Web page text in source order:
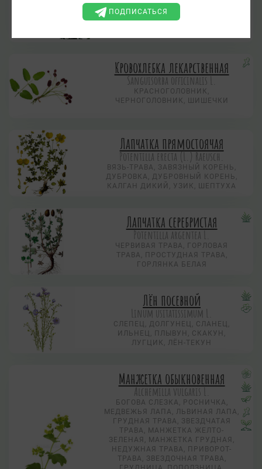
КОРОВЯК СКИПЕТРОВИДНЫЙ,
КОРОВЯК ВЫСОКИЙ
МЕДВЕЖЬЕ УХО, ЦАРСКАЯ СВЕЧА,
Кровохлебка лекарственная
Sanguisorba officinalis L.
КРАСНОГОЛОВНИК,
ЧЕРНОГОЛОВНИК, ШИШЕЧКИ
Лапчатка прямостоячая
Potentilla erecta (L.) Raeusch.
ВЯЗЬ-ТРАВА, ЗАВЯЗНЫЙ КОРЕНЬ,
ДУБРОВКА, ДУБРОВНЫЙ КОРЕНЬ,
КАЛГАН ДИКИЙ, УЗИК, ШЕПТУХА
Лапчатка серебристая
Potentilla argentea L.
ЧЕРВИВАЯ ТРАВА, ГОРЛОВАЯ
ТРАВА, ПРОСТУДНАЯ ТРАВА,
ГОРЛЯНКА БЕЛАЯ
Лён посевной
Linum usitatissimum L.
СЛЕПЕЦ, ДОЛГУНЕЦ, СЛАНЕЦ,
ИЛЬНЕЦ, ПЛЫВУН, СКАКУН,
ЛУГЦИК, ЛЁН-ТЕКУН
Манжетка обыкновенная
Alchemilla vulgaris L.
БОГОВА СЛЕЗКА, РОСНИЧКА,
МЕДВЕЖЬЯ ЛАПА, ЛЬВИНАЯ ЛАПА,
ГРУДНАЯ ТРАВА, ЗВЕЗДЧАТАЯ
ТРАВА, МАНЖЕТКА ЖЕЛТО-
ЗЕЛЕНАЯ, МАНЖЕТКА ГРУДНАЯ,
НЕДУЖНАЯ ТРАВА, ПРИВОРОТ-
ТРАВА, ЗВЕЗДОЧНАЯ ТРАВА,
ПОДПИСАТЬСЯ